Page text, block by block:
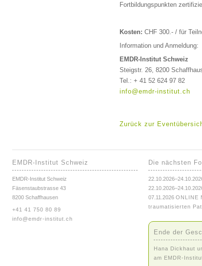
Fortbildungspunkten
Kosten: CHF 300.- / für
Information und Anmeldung:
EMDR-Institut Schweiz
Steigstr. 26, 8200
Tel.: + 41 52 624 97 82
info@emdr-institut.ch
Zurück zur
EMDR-Institut Schweiz
EMDR-Institut Schweiz
Fäsenstaubstrasse 43
8200 Schaffhausen
+41 41 750 80 89
info@emdr-institut.ch
Die nächsten
07.11.2026 ONLINE
traumatisierten
Ende der
Hana Dickhaut
am EMDR-